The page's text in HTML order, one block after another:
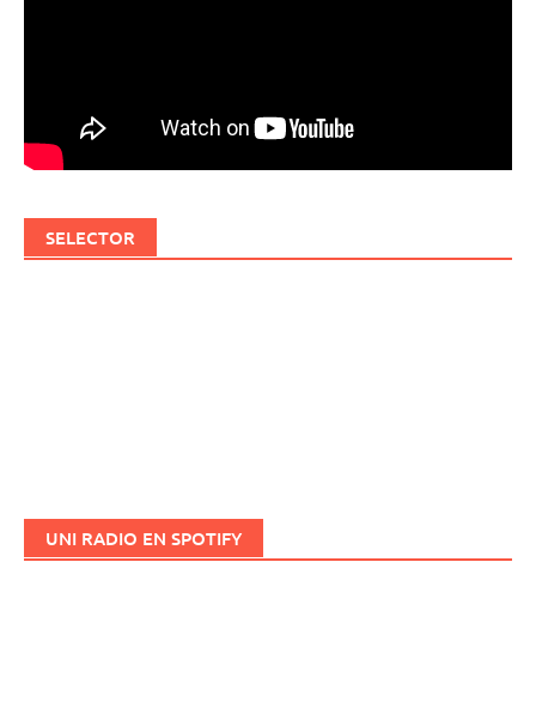
SELECTOR
UNI RADIO EN SPOTIFY